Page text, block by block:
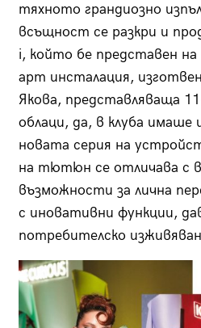
тяхното грандиозно
всъщност се разкри и
i, който бе представен на
арт инсталация,
Якова, представляваща
облаци, да, в клуба имаше
новата серия на
на тютюн се отличава с
възможности за лична
с иновативни функции,
потребителско